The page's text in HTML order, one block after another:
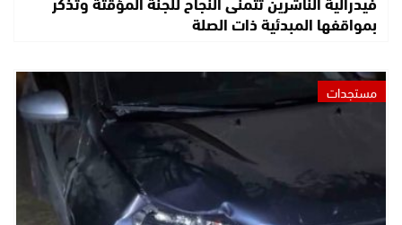
بمواقفها المبدئية ذات الصلة
مستجدات